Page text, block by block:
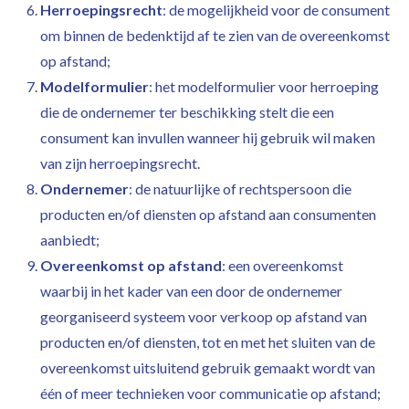
Herroepingsrecht: de mogelijkheid voor de consument
om binnen de bedenktijd af te zien van de overeenkomst
op afstand;
Modelformulier: het modelformulier voor herroeping
die de ondernemer ter beschikking stelt die een
consument kan invullen wanneer hij gebruik wil maken
van zijn herroepingsrecht.
Ondernemer: de natuurlijke of rechtspersoon die
producten en/of diensten op afstand aan consumenten
aanbiedt;
Overeenkomst op afstand: een overeenkomst
waarbij in het kader van een door de ondernemer
georganiseerd systeem voor verkoop op afstand van
producten en/of diensten, tot en met het sluiten van de
overeenkomst uitsluitend gebruik gemaakt wordt van
één of meer technieken voor communicatie op afstand;